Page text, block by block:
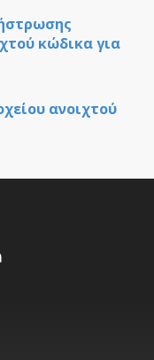
κώδικα για
ανοιχτού